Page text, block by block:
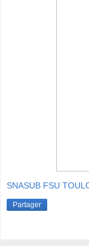
SNASUB FSU
Partager